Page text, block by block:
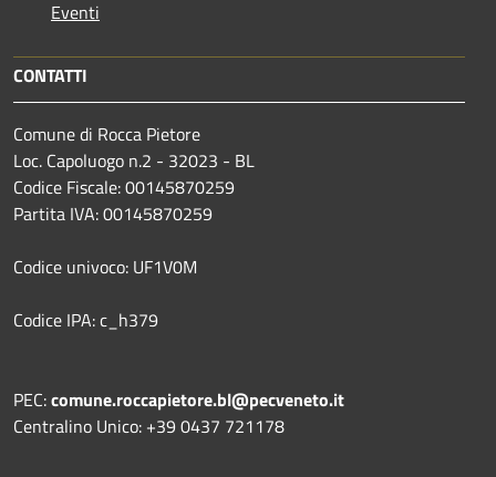
Eventi
CONTATTI
Comune di Rocca Pietore
Loc. Capoluogo n.2 - 32023 - BL
Codice Fiscale: 00145870259
Partita IVA: 00145870259
Codice univoco: UF1V0M
Codice IPA: c_h379
PEC:comune.roccapietore.bl@pecveneto.it
Centralino Unico: +39 0437 721178